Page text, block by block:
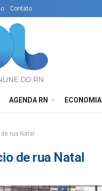
Contato
AGENDA RN ECONOMIA
rua Natal
de rua Natal